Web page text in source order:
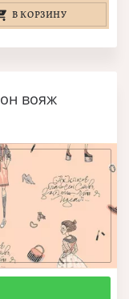
В КОРЗИНУ
вояж